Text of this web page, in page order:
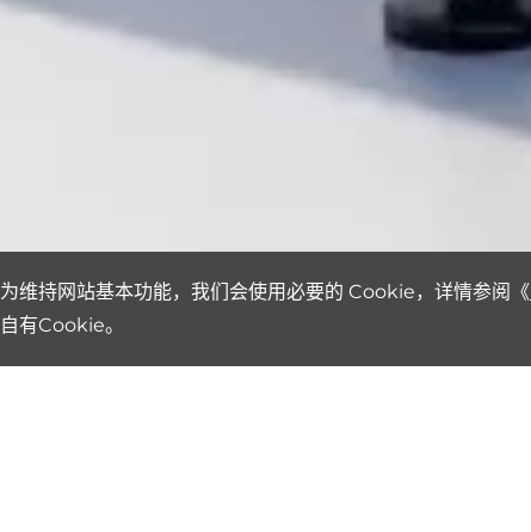
维持网站基本功能，我们会使用必要的 Cookie，详情参阅《
有Cookie。